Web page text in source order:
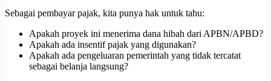
Sebagai pembayar pajak, kita punya hak untuk tahu:
Apakah proyek ini menerima dana hibah dari APBN/APBD?
Apakah ada insentif pajak yang digunakan?
Apakah ada pengeluaran pemerintah yang tidak tercatat
sebagai belanja langsung?